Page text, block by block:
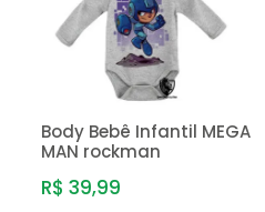
Body Bebê Infantil MEGA
MAN rockman
R$ 39,99